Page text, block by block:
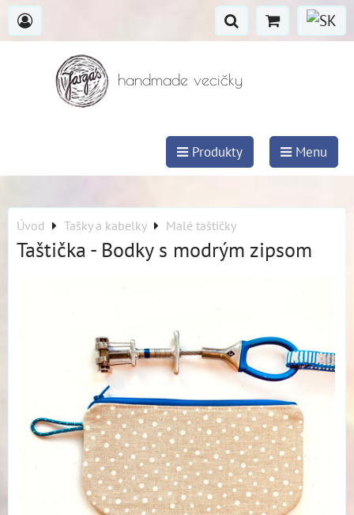
handmade vecičky
Produkty Menu
Úvod Tašky a kabelky Malé taštičky
Taštička - Bodky s modrým zipsom